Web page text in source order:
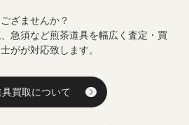
ざませんか？
急須など煎茶道具を幅広く査定・買
がが対応致します。
買取について